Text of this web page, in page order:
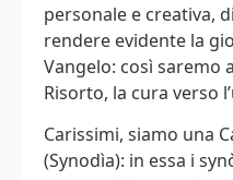
personale e creativa,
rendere evidente la
Vangelo: così saremo
Risorto, la cura verso
Carissimi, siamo una
(Synodìa): in essa i